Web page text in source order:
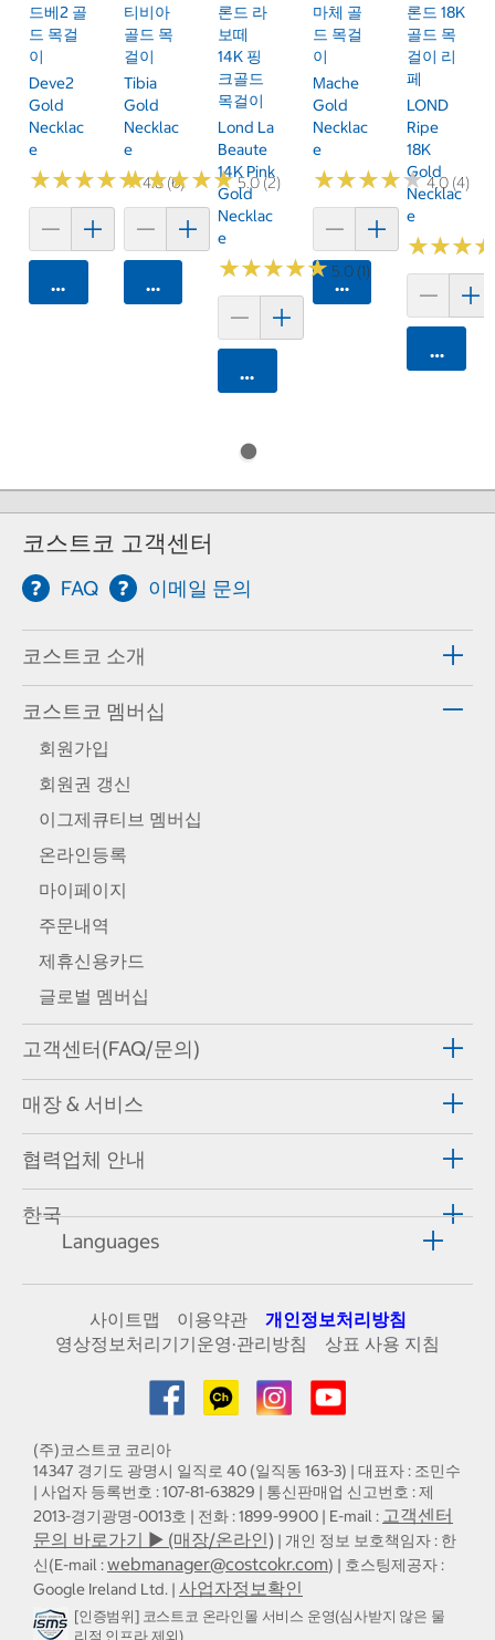
드베2 골
드 목걸
이
Deve2
Gold
Necklac
E
★★★★★
★★★★★4.8 (6)
카트에 담기
티비아
골드 목
걸이
Tibia
Gold
Necklac
E
★★★★★
★★★★★5.0 (2)
카트에 담기
론드 라
보떼
14K 핑
크골드
목걸이
Lond La
Beaute
14K Pink
Gold
Necklac
E
★★★★★
★★★★★5.0 (1)
카트에 담기
마체 골
드 목걸
이
Mache
Gold
Necklac
E
★★★★★
★★★★★4.0 (4)
카트에 담기
론드 18K
골드 목
걸이 리
페
LOND
Ripe
18K
Gold
Necklac
E
★★★
★★★
카트에
코스트코 고객센터
FAQ 이메일 문의
코스트코 소개
코스트코 멤버십
회원가입
회원권 갱신
이그제큐티브 멤버십
온라인등록
마이페이지
주문내역
제휴신용카드
글로벌 멤버십
고객센터(FAQ/문의)
매장 & 서비스
협력업체 안내
한국
Languages
사이트맵 이용약관
개인정보처리방침
영상정보처리기기운영·관리방침
상표 사용 지침
(주)코스트코 코리아
14347 경기도 광명시 일직로 40 (일직동 163-3) | 대표자 : 조민수
| 사업자 등록번호 : 107-81-63829 | 통신판매업 신고번호 : 제
2013-경기광명-0013호 | 전화 : 1899-9900 | E-mail : 고객센터
문의 바로가기 ▶ (매장/온라인) | 개인 정보 보호책임자 : 한
신(E-mail :webmanager@costcokr.com) | 호스팅제공자 :
Google Ireland Ltd. | 사업자정보확인
[인증범위] 코스트코 온라인몰 서비스 운영(심사받지 않은 물